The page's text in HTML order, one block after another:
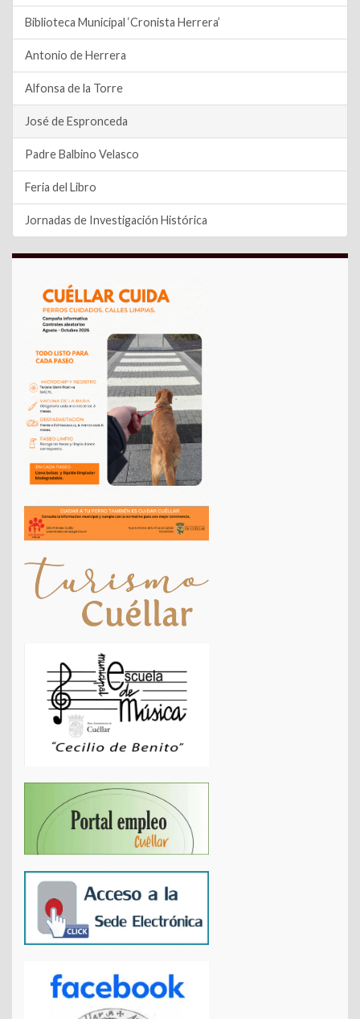
Biblioteca Municipal ‘Cronista Herrera’
Antonio de Herrera
Alfonsa de la Torre
José de Espronceda
Padre Balbino Velasco
Feria del Libro
Jornadas de Investigación Histórica